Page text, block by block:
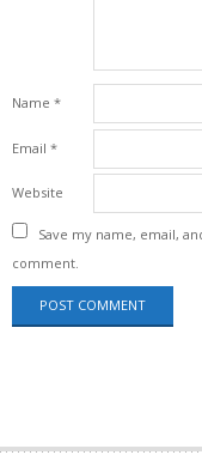
Name *
Email *
Website
Save my name, email,
comment.